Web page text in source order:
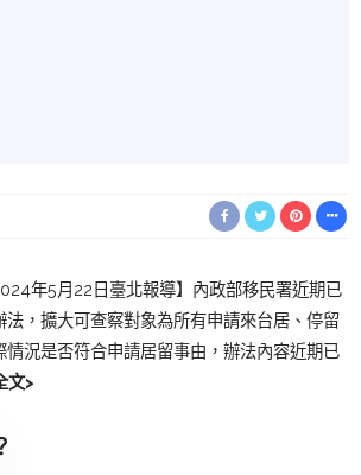
年5月22日臺北報導】內政部移民署近期已
法，擴大可查察對象為所有申請來台居、停留
情況是否符合申請居留事由，辦法內容近期已
文>